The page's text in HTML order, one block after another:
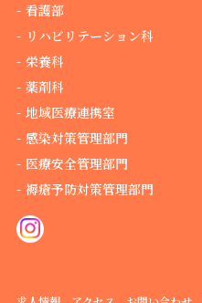
看護部
リハビリテーション科
栄養科
薬剤科
地域医療連携室
感染対策管理部門
医療安全管理部門
褥瘡予防対策管理部門